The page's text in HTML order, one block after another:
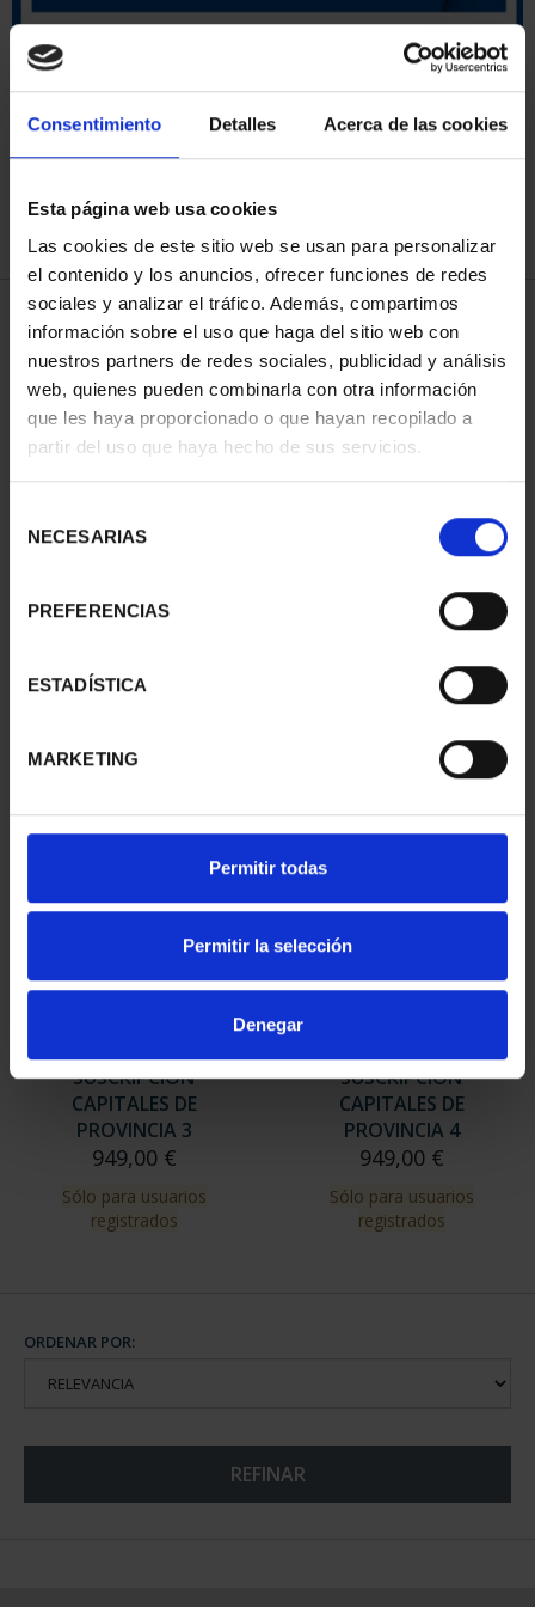
Consentimiento Detalles Acerca de las cookies
Esta página web usa cookies
Las cookies de este sitio web se usan para personalizar
el contenido y los anuncios, ofrecer funciones de redes
sociales y analizar el tráfico. Además, compartimos
información sobre el uso que haga del sitio web con
nuestros partners de redes sociales, publicidad y análisis
web, quienes pueden combinarla con otra información
que les haya proporcionado o que hayan recopilado a
partir del uso que haya hecho de sus servicios.
NECESARIAS
PREFERENCIAS
ESTADÍSTICA
MARKETING
Permitir todas
Permitir la selección
Denegar
REFINAR
4 Productos encontrados
PROVINCIA 1
Sólo para usuarios
SUSCRIPCIÓN
CAPITALES DE
PROVINCIA 2
Sólo para usuarios
registrados
SUSCRIPCIÓN
CAPITALES DE
PROVINCIA 3
949,00 €
Sólo para usuarios
registrados
SUSCRIPCIÓN
CAPITALES DE
PROVINCIA 4
949,00 €
Sólo para usuarios
registrados
ORDENAR POR:
REFINAR